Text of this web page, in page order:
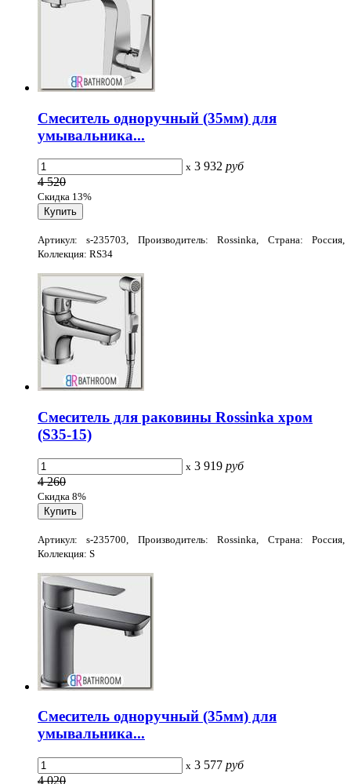
Смеситель одноручный (35мм) для
умывальника...
x 3 932 руб
4 520
Скидка 13%
Артикул: s-235703, Производитель: Rossinka, Страна: Россия,
Коллекция: RS34
Смеситель для раковины Rossinka хром
(S35-15)
x 3 919 руб
4 260
Скидка 8%
Артикул: s-235700, Производитель: Rossinka, Страна: Россия,
Коллекция: S
Смеситель одноручный (35мм) для
умывальника...
x 3 577 руб
4 020